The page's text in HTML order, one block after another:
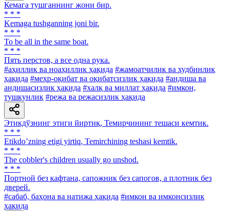
Кемага тушганнинг жони бир.
* * *
Kemaga tushganning joni bir.
* * *
To be all in the same boat.
* * *
Пять перстов, а все одна рука.
#аҳиллик ва ноаҳиллик ҳақида #жамоатчилик ва худбинлик
ҳақида #меҳр-оқибат ва оқибатсизлик ҳақида #андиша ва
андишасизлик ҳақида #халқ ва миллат ҳақида #имкон,
тушкунлик #режа ва режасизлик ҳақида
Этикдўзнинг этиги йиртиқ, Темирчининг тешаси кемтик.
* * *
Etikdoʼzning etigi yirtiq, Temirchining teshasi kemtik.
* * *
The cobbler's children usually go unshod.
* * *
Портной без кафтана, сапожник без сапогов, а плотник без
дверей.
#сабаб, баҳона ва натижа ҳақида #имкон ва имконсизлик
ҳақида